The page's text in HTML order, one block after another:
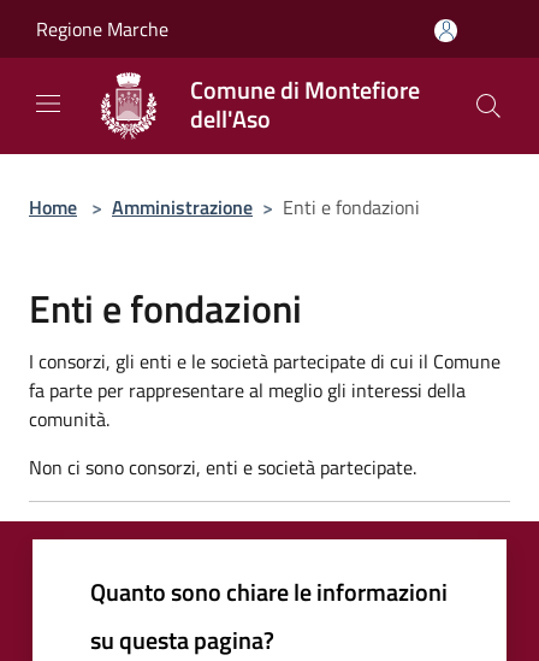
Regione Marche
Comune di Montefiore
dell'Aso
Home > Amministrazione > Enti e fondazioni
Enti e fondazioni
I consorzi, gli enti e le società partecipate di cui il Comune
fa parte per rappresentare al meglio gli interessi della
comunità.
Non ci sono consorzi, enti e società partecipate.
Quanto sono chiare le informazioni
su questa pagina?